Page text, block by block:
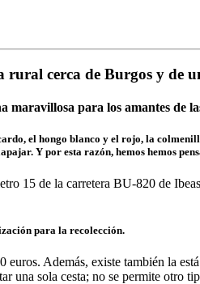
cerca de Burgos y de
maravillosa para los amantes de
el hongo blanco y el rojo, la
Y por esta razón, hemos hemos
15 de la carretera BU-820 de
para la recolección.
euros. Además, existe también la
una sola cesta; no se permite otro